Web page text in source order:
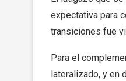
expectativa para
transiciones fue
Para el
lateralizado, y en